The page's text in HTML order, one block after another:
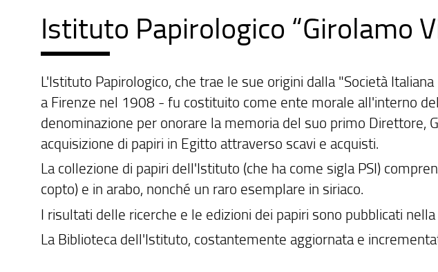
Istituto Papirologico “Girolamo
L'Istituto Papirologico, che trae le sue origini dalla "Società
a Firenze nel 1908 - fu costituito come ente morale all'interno
denominazione per onorare la memoria del suo primo Direttore,
acquisizione di papiri in Egitto attraverso scavi e acquisti.
La collezione di papiri dell'Istituto (che ha come sigla PSI)
copto) e in arabo, nonché un raro esemplare in siriaco.
I risultati delle ricerche e le edizioni dei papiri sono pubblicati
La Biblioteca dell'Istituto, costantemente aggiornata e